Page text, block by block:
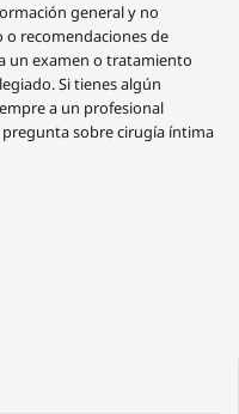
general y no
recomendaciones de
un examen o tratamiento
Si tienes algún
a un profesional
sobre cirugía íntima